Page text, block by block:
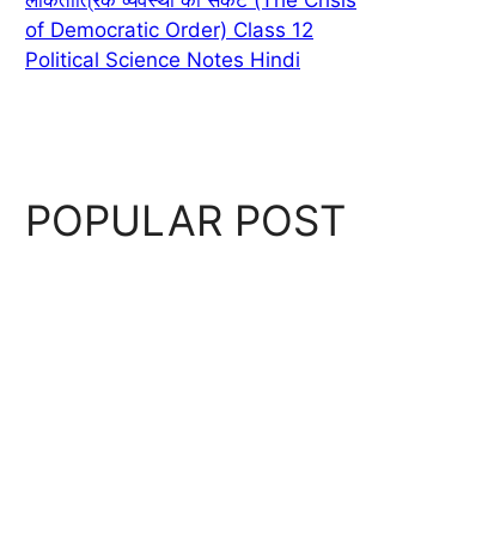
of Democratic Order) Class 12
Political Science Notes Hindi
POPULAR POST